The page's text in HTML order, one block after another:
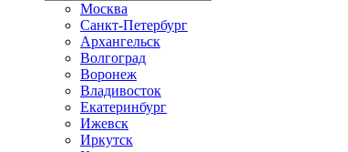
Москва
Санкт-Петербург
Архангельск
Волгоград
Воронеж
Владивосток
Екатеринбург
Ижевск
Иркутск